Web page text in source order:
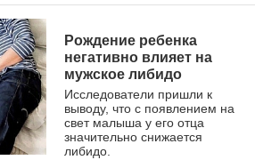
Рождение ребенка
негативно влияет на
мужское либидо
Исследователи пришли к
выводу, что с появлением на
свет малыша у его отца
значительно снижается
либидо.